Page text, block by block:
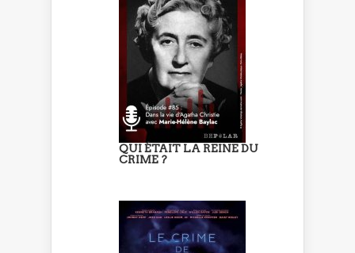
QUI ÉTAIT LA REINE DU
CRIME ?